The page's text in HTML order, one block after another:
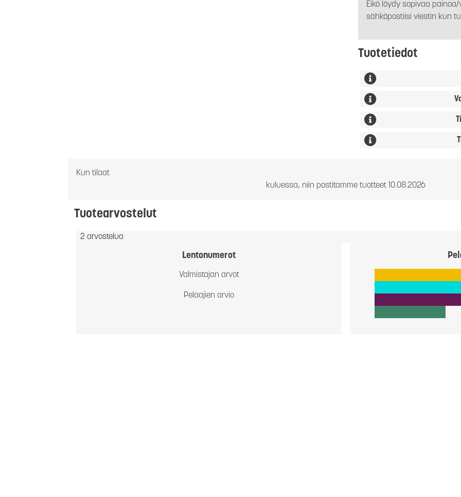
Eikö löydy sopivaa
sähköpostiisi viestin kun
Tuotetiedot
Kun tilaat
kuluessa, niin postitamme tuotteet 10.08.2026
Tuotearvostelut
2 arvostelua
Lentonumerot
Valmistajan arvot
Pelaajien arvio